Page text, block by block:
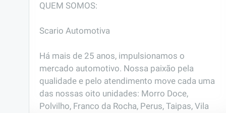
QUEM SOMOS:
Scario Automotiva
Há mais de 25 anos, impulsionamos o
mercado automotivo. Nossa paixão pela
qualidade e pelo atendimento move cada uma
das nossas oito unidades: Morro Doce,
Polvilho, Franco da Rocha, Perus, Taipas, Vila